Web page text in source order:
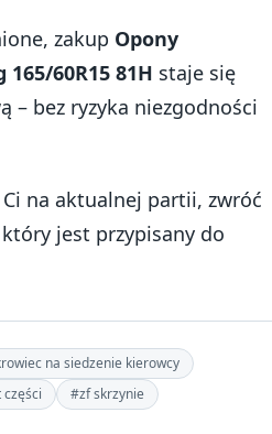
zakup Opony
60R15 81H staje się
– bez ryzyka niezgodności
na aktualnej partii, zwróć
jest przypisany do
na siedzenie kierowcy
#zf skrzynie